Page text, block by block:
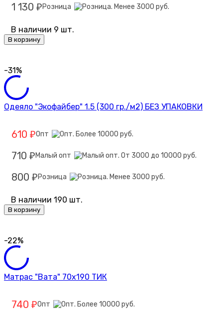
1 130 ₽ Розница
В наличии 9 шт.
В корзину
-31%
Одеяло "Экофайбер" 1.5 (300 гр./м2) БЕЗ УПАКОВКИ
610 ₽Опт
710 ₽ Малый опт
800 ₽ Розница
В наличии 190 шт.
В корзину
-22%
Матрас "Вата" 70х190 ТИК
740 ₽Опт